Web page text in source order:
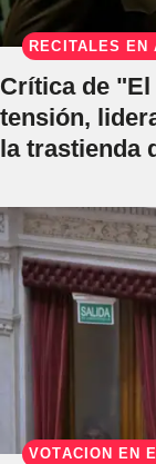
RECITALES EN
Crítica de
tensión,
la trastienda
VOTACIÓN EN